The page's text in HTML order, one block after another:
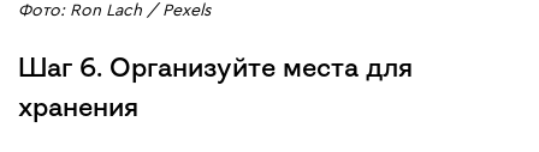
Фото: Ron Lach / Pexels
Шаг 6. Организуйте места для
хранения